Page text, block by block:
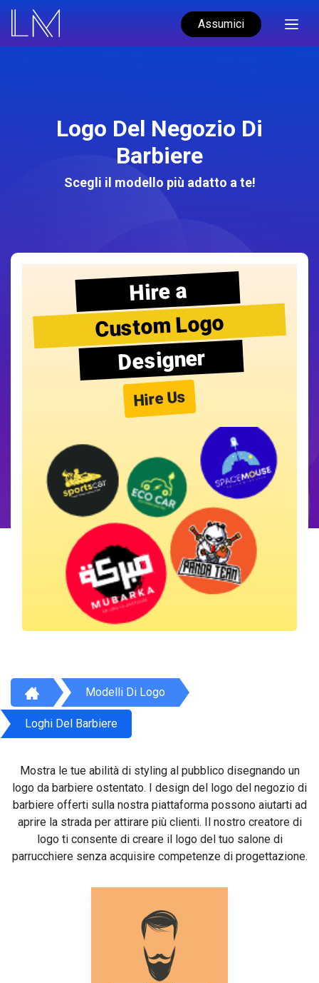
Assumici
Logo Del Negozio Di
Barbiere
Scegli il modello più adatto a te!
Hire a
Custom Logo
Designer
Hire Us
Modelli Di Logo
Loghi Del Barbiere
Mostra le tue abilità di styling al pubblico disegnando un
logo da barbiere ostentato. I design del logo del negozio di
barbiere offerti sulla nostra piattaforma possono aiutarti ad
aprire la strada per attirare più clienti. Il nostro creatore di
logo ti consente di creare il logo del tuo salone di
parrucchiere senza acquisire competenze di progettazione.